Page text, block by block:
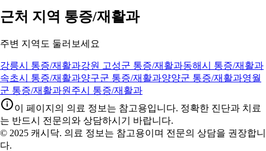
근처 지역 통증/재활과
주변 지역도 둘러보세요
강릉시 통증/재활과강원 고성군 통증/재활과동해시 통증/재활과
속초시 통증/재활과양구군 통증/재활과양양군 통증/재활과영월
군 통증/재활과원주시 통증/재활과
이 페이지의 의료 정보는 참고용입니다. 정확한 진단과 치료
는 반드시 전문의와 상담하시기 바랍니다.
© 2025 캐시닥. 의료 정보는 참고용이며 전문의 상담을 권장합니
다.